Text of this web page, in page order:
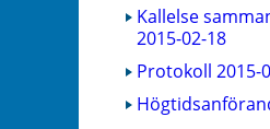
Kallelse
2015-02-18
Protokoll 2015-